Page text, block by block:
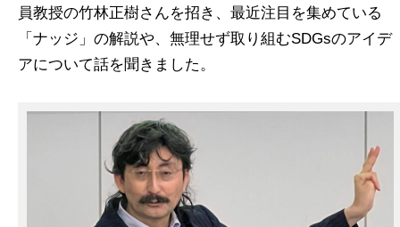
員教授の竹林正樹さんを招き、最近注目を集めている
「ナッジ」の解説や、無理せず取り組むSDGsのアイデ
アについて話を聞きました。